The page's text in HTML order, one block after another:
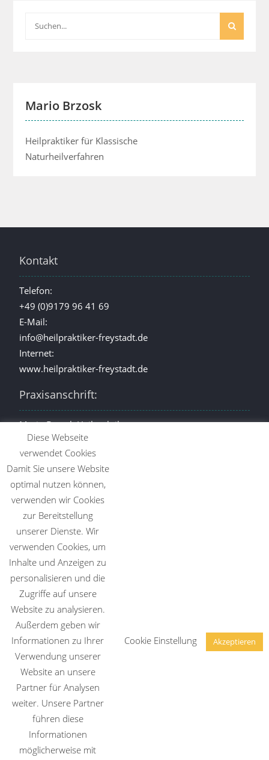
Search
Mario Brzosk
Heilpraktiker für Klassische
Naturheilverfahren
Kontakt
Telefon:
+49 (0)9179 96 41 69
E-Mail:
info@heilpraktiker-freystadt.de
Internet:
www.heilpraktiker-freystadt.de
Praxisanschrift:
Mario Brzosk Heilpraktiker
Schweninger Str. 1
92342 Freystadt
(Neumarkt i. d. OPf.)
Über mich
In meiner Naturheilpraxis widme ich mich der
Behandlung von Erkrankungen durch
Naturheilverfahren, Erfahrungsheilkunde und
Ganzheitlicher Medizin.
Diese Webseite
verwendet Cookies
Damit Sie unsere Website
optimal nutzen können,
verwenden wir Cookies
zur Bereitstellung
unserer Dienste. Wir
verwenden Cookies, um
Inhalte und Anzeigen zu
personalisieren und die
Zugriffe auf unsere
Website zu analysieren.
Außerdem geben wir
Informationen zu Ihrer
Verwendung unserer
Website an unsere
Partner für Analysen
weiter. Unsere Partner
führen diese
Informationen
möglicherweise mit
Cookie Einstellung Akzeptieren